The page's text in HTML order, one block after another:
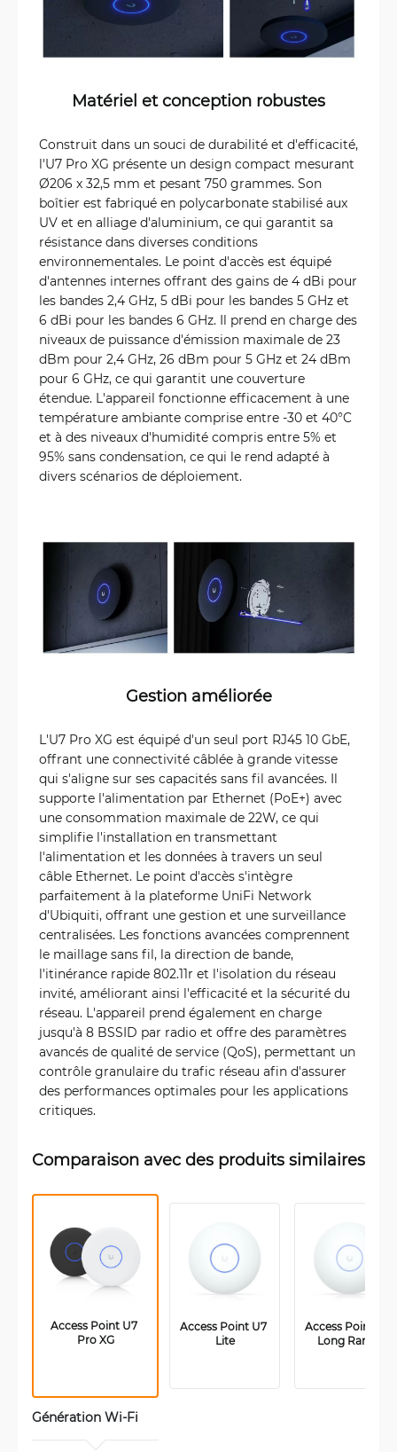
Matériel et conception robustes
Construit dans un souci de durabilité et d'efficacité,
l'U7 Pro XG présente un design compact mesurant
Ø206 x 32,5 mm et pesant 750 grammes. Son
boîtier est fabriqué en polycarbonate stabilisé aux
UV et en alliage d'aluminium, ce qui garantit sa
résistance dans diverses conditions
environnementales. Le point d'accès est équipé
d'antennes internes offrant des gains de 4 dBi pour
les bandes 2,4 GHz, 5 dBi pour les bandes 5 GHz et
6 dBi pour les bandes 6 GHz. Il prend en charge des
niveaux de puissance d'émission maximale de 23
dBm pour 2,4 GHz, 26 dBm pour 5 GHz et 24 dBm
pour 6 GHz, ce qui garantit une couverture
étendue. L'appareil fonctionne efficacement à une
température ambiante comprise entre -30 et 40°C
et à des niveaux d'humidité compris entre 5% et
95% sans condensation, ce qui le rend adapté à
divers scénarios de déploiement.
Gestion améliorée
L'U7 Pro XG est équipé d'un seul port RJ45 10 GbE,
offrant une connectivité câblée à grande vitesse
qui s'aligne sur ses capacités sans fil avancées. Il
supporte l'alimentation par Ethernet (PoE+) avec
une consommation maximale de 22W, ce qui
simplifie l'installation en transmettant
l'alimentation et les données à travers un seul
câble Ethernet. Le point d'accès s'intègre
parfaitement à la plateforme UniFi Network
d'Ubiquiti, offrant une gestion et une surveillance
centralisées. Les fonctions avancées comprennent
le maillage sans fil, la direction de bande,
l'itinérance rapide 802.11r et l'isolation du réseau
invité, améliorant ainsi l'efficacité et la sécurité du
réseau. L'appareil prend également en charge
jusqu'à 8 BSSID par radio et offre des paramètres
avancés de qualité de service (QoS), permettant un
contrôle granulaire du trafic réseau afin d'assurer
des performances optimales pour les applications
critiques.
Comparaison avec des produits similaires
Access Point U7
Pro XG
Access Point U7
Lite
Access Point U7
Long Range
Génération Wi-Fi